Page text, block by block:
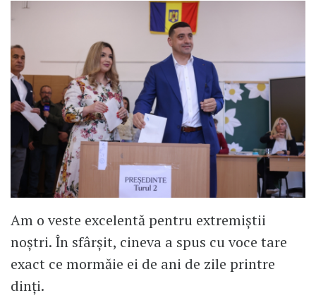
Am o veste excelentă pentru extremiștii
noștri. În sfârșit, cineva a spus cu voce tare
exact ce mormăie ei de ani de zile printre
dinți.